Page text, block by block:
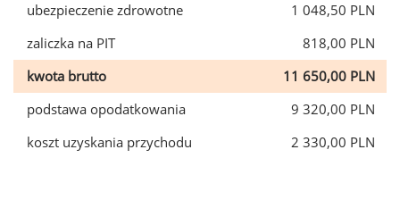
ubezpieczenie zdrowotne
1 048,50 PLN
zaliczka na PIT
818,00 PLN
kwota brutto
11 650,00 PLN
podstawa opodatkowania
9 320,00 PLN
koszt uzyskania przychodu
2 330,00 PLN